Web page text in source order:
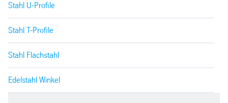
Stahl U-Profile
Stahl T-Profile
Stahl Flachstahl
Edelstahl Winkel